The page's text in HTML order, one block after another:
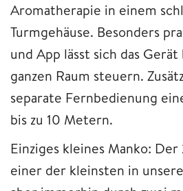
Aromatherapie in einem
Turmgehäuse. Besonders
und App lässt sich das
ganzen Raum steuern.
separate Fernbedienung
bis zu 10 Metern.
Einziges kleines Manko: Der
einer der kleinsten in